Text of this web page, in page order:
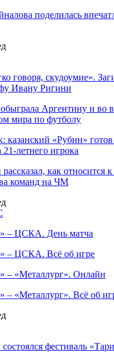
поделилась
говоря, скудоумие».
Ивану Ригини
Аргентину и во
мира по футболу
казанский «Рубин»
21-летнего игрока
как относится
команд на ЧМ
– ЦСКА. День матча
– ЦСКА. Всё об игре
– «Металлург». Онлайн
– «Металлург». Всё об
фестиваль